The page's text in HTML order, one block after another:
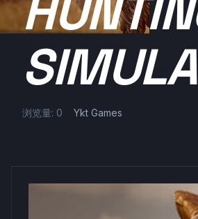
浏览量: 0 Ykt Games